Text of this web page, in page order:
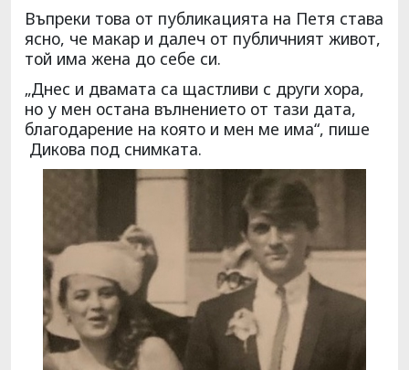
Въпреки това от публикацията на Петя става
ясно, че макар и далеч от публичният живот,
той има жена до себе си.
„Днес и двамата са щастливи с други хора,
но у мен остана вълнението от тази дата,
благодарение на която и мен ме има“, пише
Дикова под снимката.